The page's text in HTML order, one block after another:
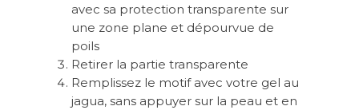
avec sa protection transparente sur
une zone plane et dépourvue de
poils
Retirer la partie transparente
Remplissez le motif avec votre gel au
jagua, sans appuyer sur la peau et en